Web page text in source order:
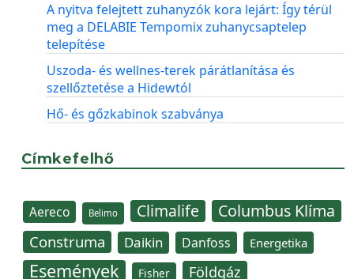
A nyitva felejtett zuhanyzók kora lejárt: Így térül
meg a DELABIE Tempomix zuhanycsaptelep
telepítése
Uszoda- és wellnes-terek párátlanítása és
szellőztetése a Hidewtól
Hő- és gőzkabinok szabványa
Címkefelhő
Aereco Belimo Climalife Columbus Klíma
Construma Daikin Danfoss Energetika
Események Fisher Földgáz